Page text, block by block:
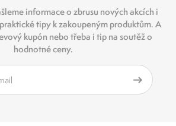
informace o zbrusu nových akcích i
tipy k zakoupeným produktům. A
kupón nebo třeba i tip na soutěž o
hodnotné ceny.